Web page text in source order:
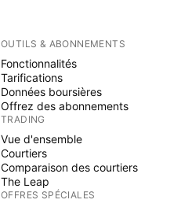
OUTILS & ABONNEMENTS
Fonctionnalités
Tarifications
Données boursières
Offrez des abonnements
TRADING
Vue d'ensemble
Courtiers
Comparaison des courtiers
The Leap
OFFRES SPÉCIALES